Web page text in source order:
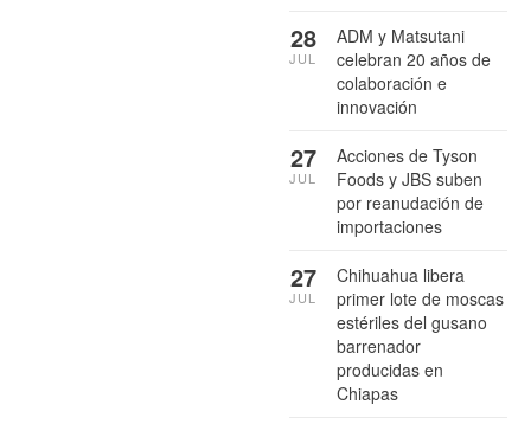
ADM y Matsutani
celebran 20 años de
colaboración e
innovación
28
JUL
Acciones de Tyson
Foods y JBS suben
por reanudación de
importaciones
27
JUL
Chihuahua libera
primer lote de moscas
estériles del gusano
barrenador
producidas en
Chiapas
27
JUL